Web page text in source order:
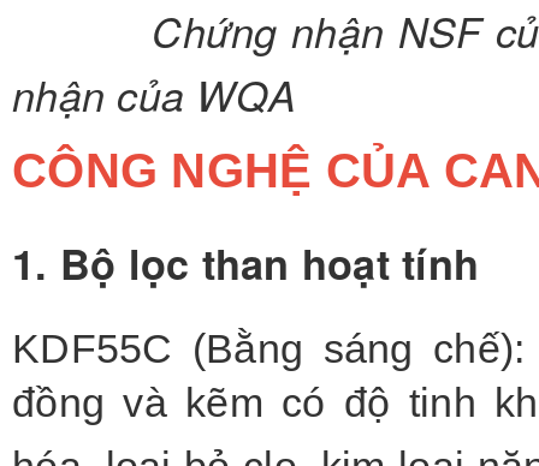
Chứng nhận
nhận của WQA
CÔNG NGHỆ CỦA
1. Bộ lọc than hoạt tính
KDF55C (Bằng sáng
đồng và kẽm có độ tinh